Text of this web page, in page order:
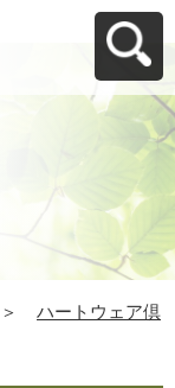
＞
ハートウェア倶